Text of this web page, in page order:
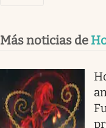
Más noticias de